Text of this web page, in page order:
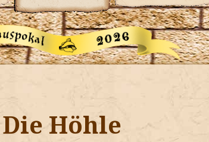
Die Höhle